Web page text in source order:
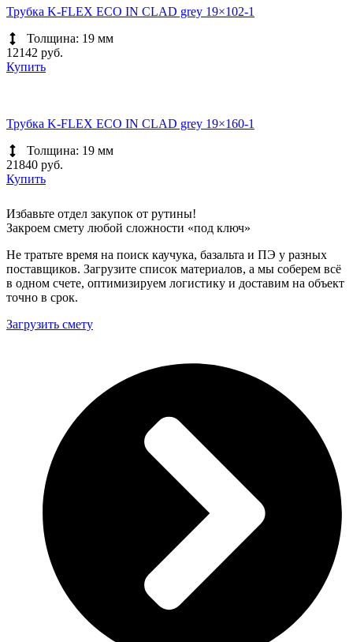
Трубка K-FLEX ECO IN CLAD grey 19×102-1
Толщина: 19 мм
12142 руб.
Купить
Трубка K-FLEX ECO IN CLAD grey 19×160-1
Толщина: 19 мм
21840 руб.
Купить
Избавьте отдел закупок от рутины!
Закроем смету любой сложности «под ключ»
Не тратьте время на поиск каучука, базальта и ПЭ у разных
поставщиков. Загрузите список материалов, а мы соберем всё
в одном счете, оптимизируем логистику и доставим на объект
точно в срок.
Загрузить смету